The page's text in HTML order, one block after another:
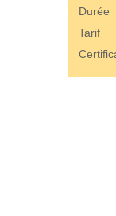
Durée
Tarif